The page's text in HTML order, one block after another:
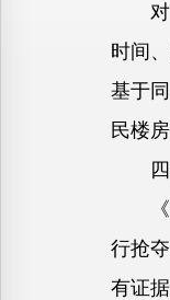
对于
时间
基于
民楼
四、
《抢
行抢
有证